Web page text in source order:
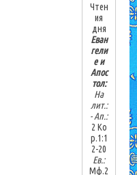
Чтен
ия
дня
Еван
гели
е и
Апос
тол:
На
лит.:
-Ап.:
2 Ко
р.1:1
2-20
Ев.:
Мф.2